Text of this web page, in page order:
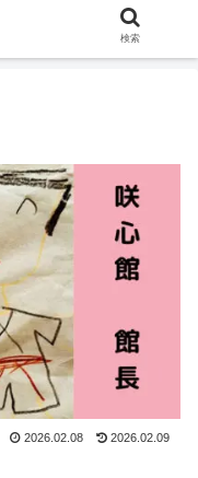
ひとり言 blog
2026.02.08 2026.02.09
検索